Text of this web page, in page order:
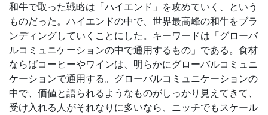
和牛で取った戦略は「ハイエンド」を攻めていく、という
ものだった。ハイエンドの中で、世界最高峰の和牛をブラ
ンディングしていくことにした。キーワードは「グローバ
ルコミュニケーションの中で通用するもの」である。食材
ならばコーヒーやワインは、明らかにグローバルコミュニ
ケーションで通用する。グローバルコミュニケーションの
中で、価値と語られるようなものがしっかり見えてきて、
受け入れる人がそれなりに多いなら、ニッチでもスケール